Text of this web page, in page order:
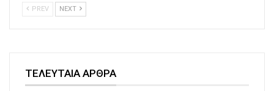
PREV NEXT
ΤΕΛΕΥΤΑΙΑ ΑΡΘΡΑ